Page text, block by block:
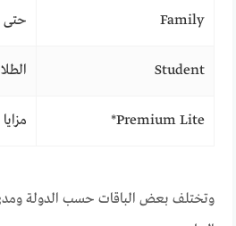
Family حتى 6 أفراد من نفس المنزل
Student
Premium Lite*
وتختلف بعض الباقات حسب الدولة